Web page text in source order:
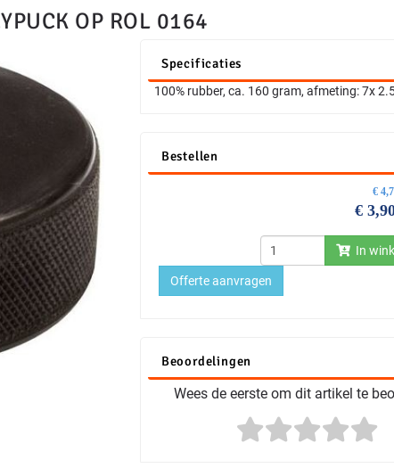
OP ROL 0164
Specificaties
100% rubber, ca. 160 gram, afmeting: 7x
Bestellen
€
€
In
Offerte aanvragen
Beoordelingen
Wees de eerste om dit artikel te